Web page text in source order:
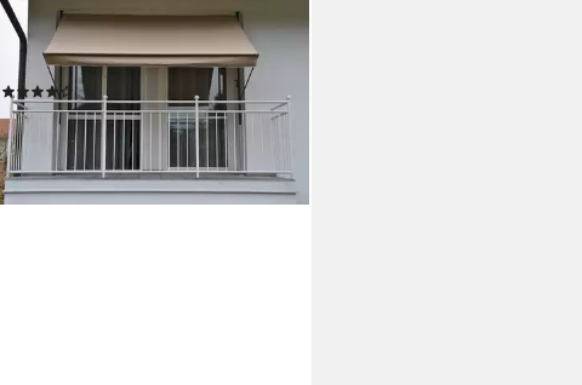
ANGERER FREIZEITMÖBEL
Klemmmarkise taupe, Ausfall: 150
cm, versch. Breiten
(6)
ab 119,60 € UVP179,99 €
-34%
lieferbar in 2 Wochen